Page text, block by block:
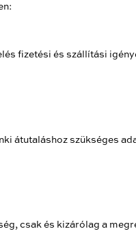
fizetési és szállítási
átutaláshoz szükséges
csak és kizárólag a